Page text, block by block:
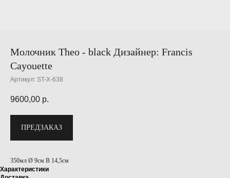
Молочник Theo - black Дизайнер: Francis
Cayouette
Артикул: ST-X-638
9600,00 р.
ПРЕДЗАКАЗ
350мл Ø 9см В 14,5см
Характеристики